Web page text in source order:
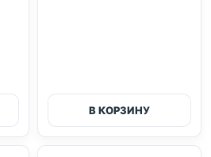
В КОРЗИНУ